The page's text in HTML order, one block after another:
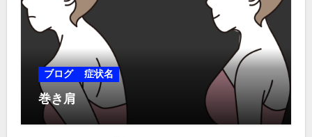
ブログ 症状名
巻き肩